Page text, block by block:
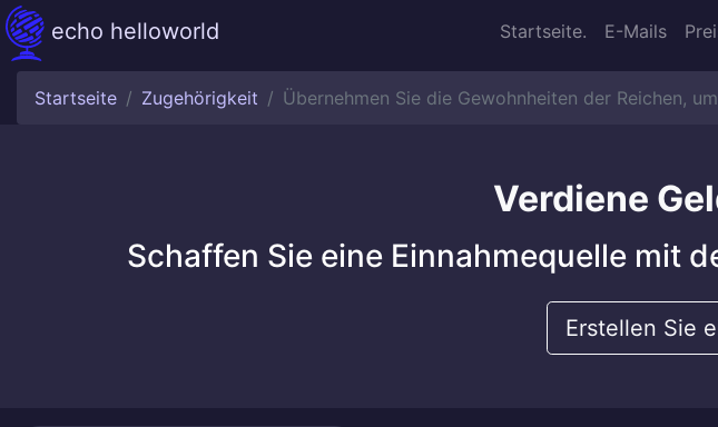
echo helloworld Startseite. E-Mails
Startseite Zugehörigkeit Übernehmen Sie die Gewohnheiten der Reichen,
Verdiene
Schaffen Sie eine Einnahmequelle mit
Erstellen Sie